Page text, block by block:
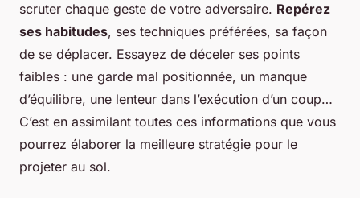
scruter chaque geste de votre adversaire. Repérez
ses habitudes, ses techniques préférées, sa façon
de se déplacer. Essayez de déceler ses points
faibles : une garde mal positionnée, un manque
d’équilibre, une lenteur dans l’exécution d’un coup…
C’est en assimilant toutes ces informations que vous
pourrez élaborer la meilleure stratégie pour le
projeter au sol.